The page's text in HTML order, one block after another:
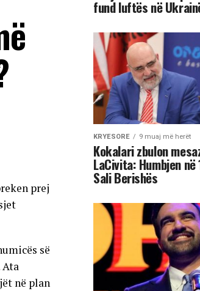
prej
së
në plan
fund luftës në
KRYESORE 9 muaj më herët
Kokalari zbulon
LaCivita: Humbjen
Sali Berishës